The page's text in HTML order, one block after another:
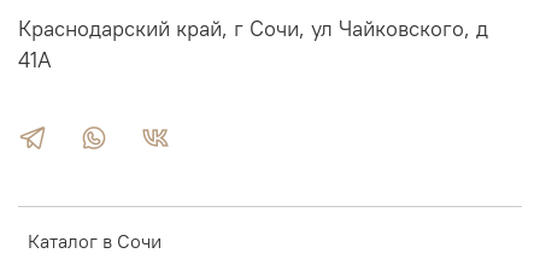
Каталог в Сочи
Краснодарский край, г Сочи, ул Чайковского, д
41А